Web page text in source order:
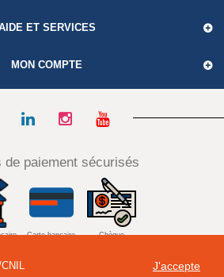
J'accepte
ET SERVICES
MON COMPTE
de paiement sécurisés
Carte bancaire Chèque